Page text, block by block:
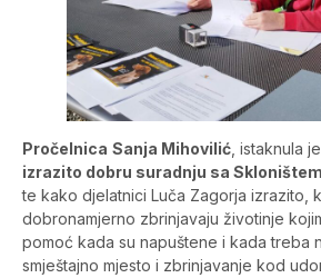
Pročelnica Sanja Mihovilić , istaknula
izrazito dobru suradnju sa Skloništem
te kako djelatnici Luča Zagorja izrazito,
dobronamjerno zbrinjavaju životinje
pomoć kada su napuštene i kada treba
smještajno mjesto i zbrinjavanje kod